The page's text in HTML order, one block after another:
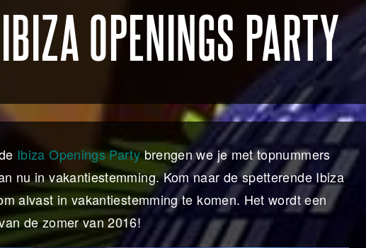
OPENINGS PARTY
Ibiza Openings Partybrengen we je met topnummers
nu in vakantiestemming. Kom naar de spetterende Ibiza
alvast in vakantiestemming te komen. Het wordt een
de zomer van 2016!